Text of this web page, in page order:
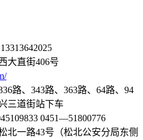
大直街406号
路、343路、363路、64路、94
三道街站下车
0451—51800776
北一路43号（松北公安分局东侧